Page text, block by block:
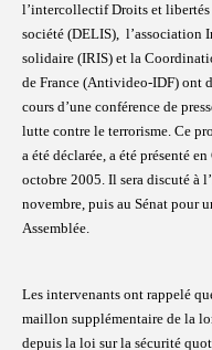
l’intercollectif Droits et
société (DELIS), l’association
solidaire (IRIS) et la
de France (Antivideo-IDF) ont
cours d’une conférence de
lutte contre le terrorisme. Ce
a été déclarée, a été présenté
octobre 2005. Il sera discuté à
novembre, puis au Sénat pour
Assemblée.
Les intervenants ont rappelé
maillon supplémentaire de la
depuis la loi sur la sécurité